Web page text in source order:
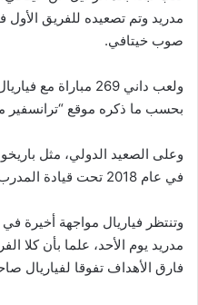
صوب خيتافي.
بحسب ما ذكره موقع “ترانسفير
في عام 2018 تحت قيادة المدرب السابق يولين لوبيتيجي.
وتنتظر فياريال مواجهة أخيرة
فارق الأهداف تفوقا لفياريال